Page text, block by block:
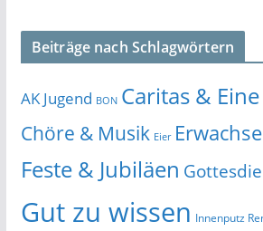
Beiträge nach Schlagwörtern
AK Jugend BON Caritas &
Chöre & Musik Eier
Feste & Jubiläen
Gut zu wissen Innenputz